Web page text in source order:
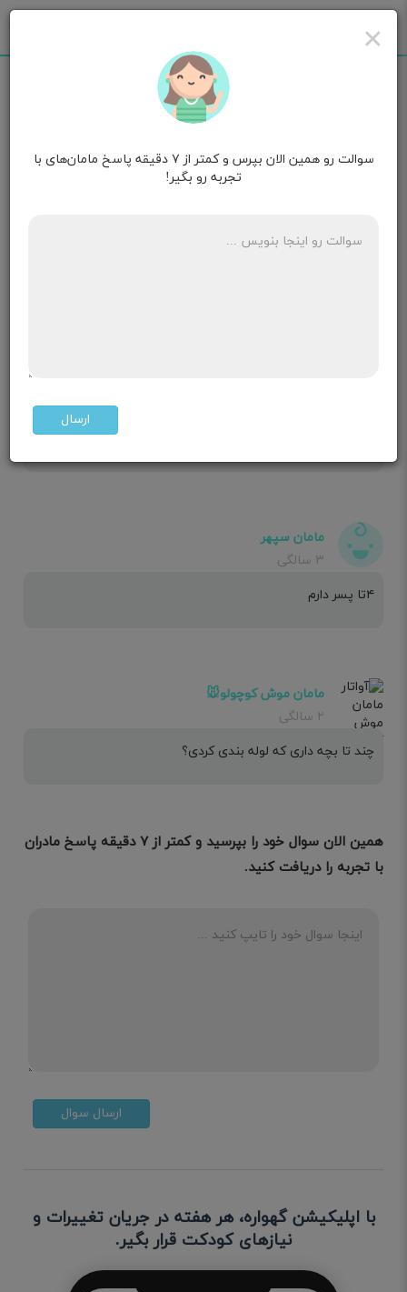
مامان سپهر ۳ سالگی
بارداري دارم دلم دخار میخواد
مامان سپهر
۳ سالگی
۴تا پسر دارم
مامان موش کوچولو🐭
۲ سالگی
چند تا بچه داری که لوله بندی کردی؟
همین الان سوال خود را بپرسید و کمتر از ۷ دقیقه پاسخ مادران
با تجربه را دریافت کنید.
ارسال سوال
با اپلیکیشن گهواره، هر هفته در جریان تغییرات و
نیازهای کودکت قرار بگیر.
×
سوالت رو همین الان بپرس و کمتر از ۷ دقیقه پاسخ مامان‌های با
تجربه رو بگیر!
ارسال